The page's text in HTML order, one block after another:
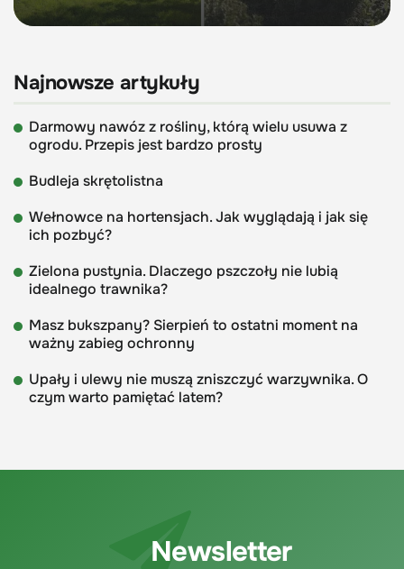
Najnowsze artykuły
Darmowy nawóz z rośliny, którą wielu usuwa z
ogrodu. Przepis jest bardzo prosty
Budleja skrętolistna
Wełnowce na hortensjach. Jak wyglądają i jak się
ich pozbyć?
Zielona pustynia. Dlaczego pszczoły nie lubią
idealnego trawnika?
Masz bukszpany? Sierpień to ostatni moment na
ważny zabieg ochronny
Upały i ulewy nie muszą zniszczyć warzywnika. O
czym warto pamiętać latem?
Newsletter